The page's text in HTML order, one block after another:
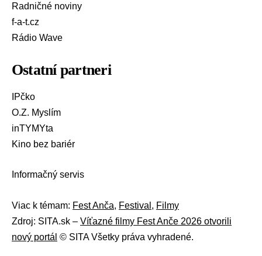
Radničné noviny
f-a-t.cz
Rádio Wave
Ostatní partneri
IPčko
O.Z. Myslím
inTYMYta
Kino bez bariér
Informačný servis
Viac k témam: Fest Anča, Festival , Filmy
Zdroj: SITA.sk – Víťazné filmy Fest Anče 2026 otvorili
nový portál © SITA Všetky práva vyhradené.